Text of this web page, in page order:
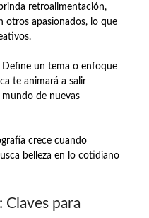
retroalimentación,
otros apasionados, lo que
Define un tema o enfoque
te animará a salir
de nuevas
crece cuando
belleza en lo cotidiano
Claves para